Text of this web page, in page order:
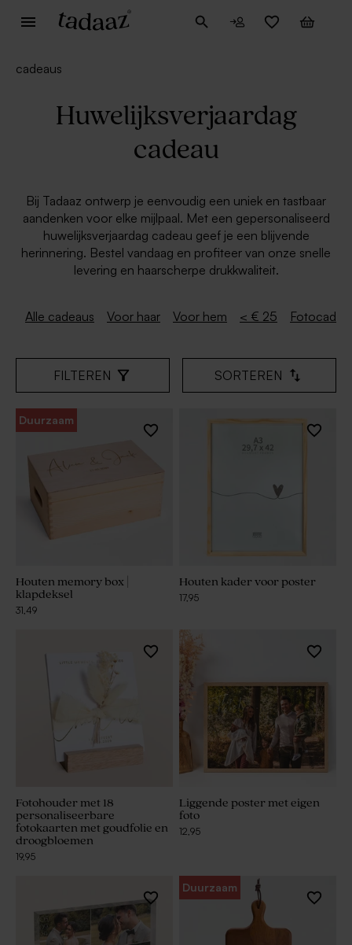
cadeaus
Huwelijksverjaardag
cadeau
Bij Tadaaz ontwerp je eenvoudig een uniek en tastbaar
aandenken voor elke mijlpaal. Met een gepersonaliseerd
huwelijksverjaardag cadeau geef je een blijvende
herinnering. Bestel vandaag en profiteer van onze snelle
levering en haarscherpe drukkwaliteit.
Alle cadeaus Voor haar Voor hem < € 25
FILTEREN SORTEREN
Duurzaam
Houten memory box |
klapdeksel
31,49
Houten kader voor poster
17,95
Fotohouder met 18
personaliseerbare
fotokaarten met goudfolie en
droogbloemen
19,95
Liggende poster met eigen
foto
12,95
Duurzaam